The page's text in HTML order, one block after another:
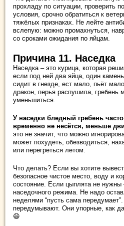
прохладу по ситуации, проверить
условия, срочно обратиться к
тяжёлых признаках. Не лейте
вслепую: можно промахнуться,
со сроками ожидания по яйцам.
Причина 11. Наседка
Наседка – это курица, которая
если под ней два яйца, один
сидит в гнезде, ест мало, пьёт
дракон, перья распушила, гребень
уменьшиться.
У наседки бледный гребень
временно не несётся, меньше
это не значит, что можно
может похудеть, обезводиться,
или перегреться летом.
Что делать? Если вы хотите
безопасное чистое место, воду и
состояние. Если цыплята не нужны
наседочного режима. Не надо
неделями “пусть сама
передумывают. Они упорные, как
😄